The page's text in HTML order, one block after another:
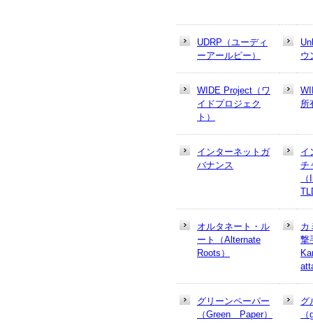
UDRP（ユーディ
ーアールピー）
ウ
WIDE Project（ワ
イドプロジェク
ト）
所
インターネットガ
バナンス
イ
チ
オルタネート・ル
ート（Alternate
Roots）
カ
撃
グリーンペーパー
（Green Paper）
グ